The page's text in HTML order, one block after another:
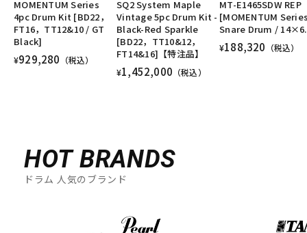
MOMENTUM Series
4pc Drum Kit [BD22，
FT16，TT12&10 / GT
Black]
¥929,280 （税込）
SQ2 System Maple
Vintage 5pc Drum Kit -
Black-Red Sparkle
[BD22，TT10&12，
FT14&16]【特注品】
¥1,452,000 （税込）
MT-E1465SDW REP
[MOMENTUM
Snare Drum /
¥188,320 （税込）
HOT BRANDS
ドラム 人気のブランド